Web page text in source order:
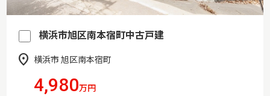
横浜市旭区南本宿町中古戸建
横浜市 旭区南本宿町
4,980万円